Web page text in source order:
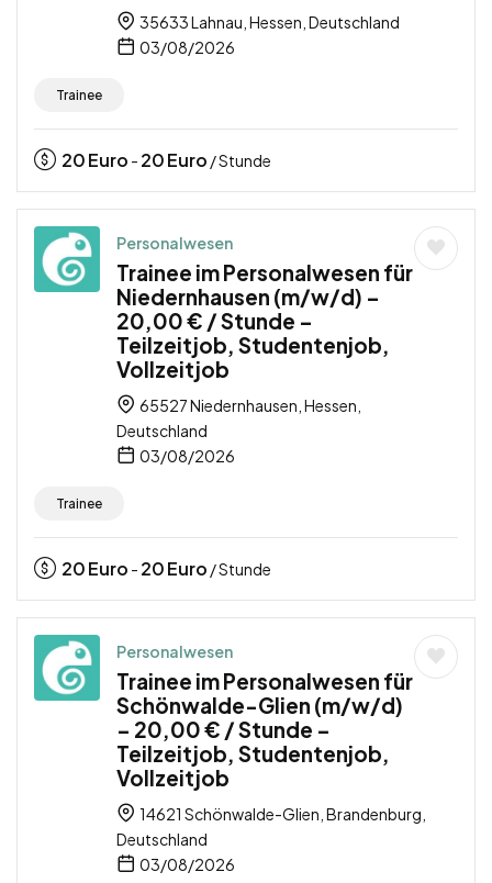
35633 Lahnau, Hessen, Deutschland
03/08/2026
Trainee
20Euro - 20Euro / Stunde
Personalwesen
Trainee im Personalwesen für
Niedernhausen (m/w/d) –
20,00 € / Stunde –
Teilzeitjob, Studentenjob,
Vollzeitjob
65527 Niedernhausen, Hessen,
Deutschland
03/08/2026
Trainee
20Euro - 20Euro / Stunde
Personalwesen
Trainee im Personalwesen für
Schönwalde-Glien (m/w/d)
– 20,00 € / Stunde –
Teilzeitjob, Studentenjob,
Vollzeitjob
14621 Schönwalde-Glien, Brandenburg,
Deutschland
03/08/2026